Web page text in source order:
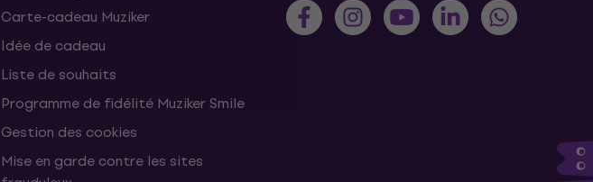
Carte-cadeau Muziker
Idée de cadeau
Liste de souhaits
Programme de fidélité Muziker Smile
Gestion des cookies
Mise en garde contre les sites